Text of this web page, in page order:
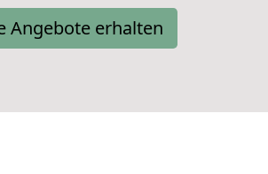
Angebote erhalten